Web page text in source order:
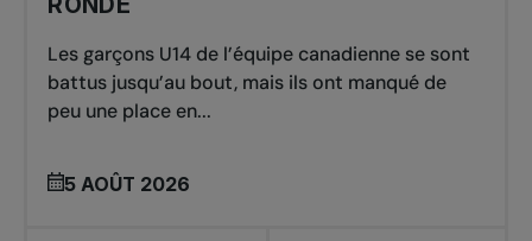
Les garçons U14 de l’équipe canadienne se sont
battus jusqu’au bout, mais ils ont manqué de
peu une place en...
5 AOÛT 2026